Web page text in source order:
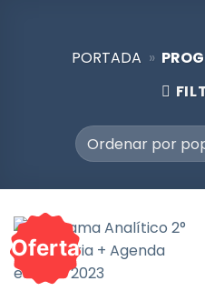
PORTADA »
Oferta